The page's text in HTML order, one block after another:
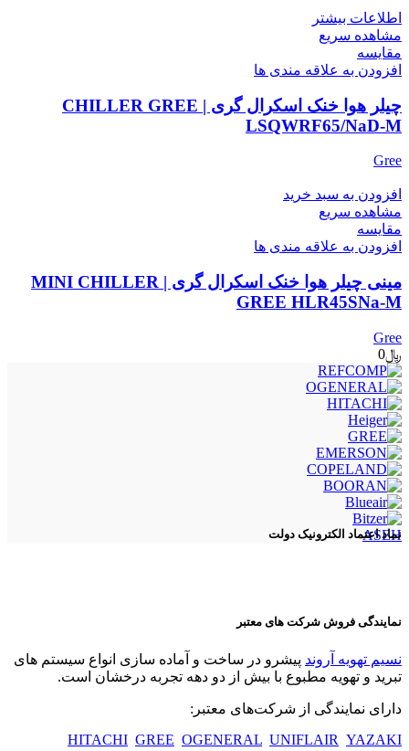
اطلاعات بیشتر
مشاهده سریع
مقایسه
افزودن به علاقه مندی ها
چیلر هوا خنک اسکرال گری | CHILLER GREE
LSQWRF65/NaD-M
Gree
افزودن به سبد خرید
مشاهده سریع
مقایسه
افزودن به علاقه مندی ها
مینی چیلر هوا خنک اسکرال گری | MINI CHILLER
GREE HLR45SNa-M
Gree
﷼0
ASEH
نماد اعتماد الکترونیک دولت
نمایندگی فروش شرکت های معتبر
نسیم تهویه آروند پیشرو در ساخت و آماده سازی انواع سیستم های
تبرید و تهویه مطبوع با بیش از دو دهه تجربه درخشان است.
دارای نمایندگی از شرکت‌های معتبر:
HITACHI GREE OGENERAL UNIFLAIR YAZAKI